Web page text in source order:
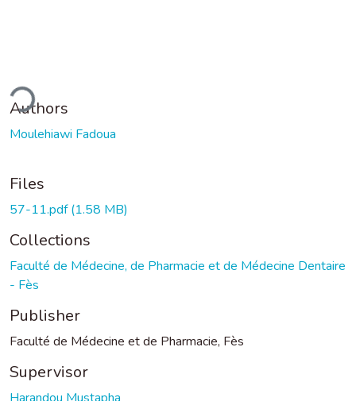
Authors
Moulehiawi Fadoua
Files
57-11.pdf(1.58 MB)
Collections
Faculté de Médecine, de Pharmacie et de Médecine Dentaire
- Fès
Publisher
Faculté de Médecine et de Pharmacie, Fès
Supervisor